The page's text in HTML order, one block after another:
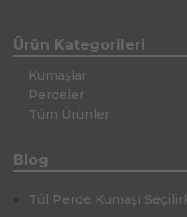
Ürün Kategorileri
Kumaşlar
Perdeler
Tüm Ürünler
Blog
Tül Perde Kumaşı